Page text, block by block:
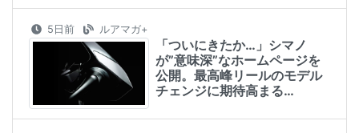
5日前 ルアマガ+
「ついにきたか…」シマノ
が”意味深”なホームページを
公開。最高峰リールのモデル
チェンジに期待高まる…